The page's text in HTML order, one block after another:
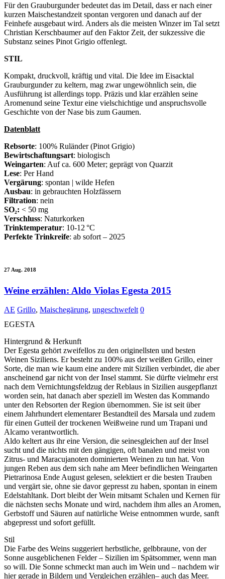
Für den Grauburgunder bedeutet das im Detail, dass er nach einer
kurzen Maischestandzeit spontan vergoren und danach auf der
Feinhefe ausgebaut wird. Anders als die meisten Winzer im Tal setzt
Christian Kerschbaumer auf den Faktor Zeit, der sukzessive die
Substanz seines Pinot Grigio offenlegt.
STIL
Kompakt, druckvoll, kräftig und vital. Die Idee im Eisacktal
Grauburgunder zu keltern, mag zwar ungewöhnlich sein, die
Ausführung ist allerdings topp. Präzis und klar erzählen seine
Aromenund seine Textur eine vielschichtige und anspruchsvolle
Geschichte von der Nase bis zum Gaumen.
Datenblatt
Rebsorte: 100% Ruländer (Pinot Grigio)
Bewirtschaftungsart: biologisch
Weingarten: Auf ca. 600 Meter; geprägt von Quarzit
Lese: Per Hand
Vergärung: spontan | wilde Hefen
Ausbau: in gebrauchten Holzfässern
Filtration: nein
SO₂: < 50 mg
Verschluss: Naturkorken
Trinktemperatur: 10-12 °C
Perfekte Trinkreife: ab sofort – 2025
27 Aug. 2018
Weine erzählen: Aldo Violas Egesta 2015
AE Grillo, Maischegärung, ungeschwefelt 0
EGESTA
Hintergrund & Herkunft
Der Egesta gehört zweifellos zu den originellsten und besten
Weinen Siziliens. Er besteht zu 100% aus der weißen Grillo, einer
Sorte, die man wie kaum eine andere mit Sizilien verbindet, die aber
anscheinend gar nicht von der Insel stammt. Sie dürfte vielmehr erst
nach dem Vernichtungsfeldzug der Reblaus in Sizilien ausgepflanzt
worden sein, hat danach aber speziell im Westen das Kommando
unter den Rebsorten der Region übernommen. Sie ist seit über
einem Jahrhundert elementarer Bestandteil des Marsala und zudem
für einen Gutteil der trockenen Weißweine rund um Trapani und
Alcamo verantwortlich.
Aldo keltert aus ihr eine Version, die seinesgleichen auf der Insel
sucht und die nichts mit den gängigen, oft banalen und meist von
Zitrus- und Maracujanoten dominierten Weinen zu tun hat. Von
jungen Reben aus dem sich nahe am Meer befindlichen Weingarten
Pietrarinosa Ende August gelesen, selektiert er die besten Trauben
und vergärt sie, ohne sie davor gepresst zu haben, spontan in einem
Edelstahltank. Dort bleibt der Wein mitsamt Schalen und Kernen für
die nächsten sechs Monate und wird, nachdem ihm alles an Aromen,
Gerbstoff und Säuren auf natürliche Weise entnommen wurde, sanft
abgepresst und sofort gefüllt.
Stil
Die Farbe des Weins suggeriert herbstliche, gelbbraune, von der
Sonne ausgeblichenen Felder – Sizilien im Spätsommer, wenn man
so will. Die Sonne schmeckt man auch im Wein und – nachdem wir
hier gerade in Bildern und Vergleichen erzählen– auch das Meer.